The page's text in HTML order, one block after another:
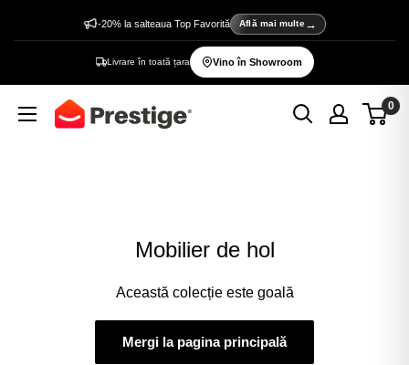
-20% la salteaua Top Favorită Află mai multe
Livrare în toată țara Vino în Showroom
Prestige
0
Mobilier de hol
Această colecție este goală
Mergi la pagina principală